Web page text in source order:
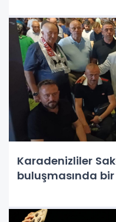
Karadenizliler
buluşmasında